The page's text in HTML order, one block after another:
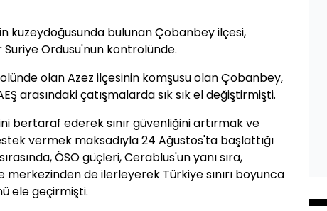
kuzeydoğusunda bulunan Çobanbey ilçesi,
Suriye Ordusu'nun kontrolünde.
olan Azez ilçesinin komşusu olan Çobanbey,
arasındaki çatışmalarda sık sık el değiştirmişti.
bertaraf ederek sınır güvenliğini artırmak ve
vermek maksadıyla 24 Ağustos'ta başlattığı
ÖSO güçleri, Cerablus'un yanı sıra,
merkezinden de ilerleyerek Türkiye sınırı boyunca
ele geçirmişti.